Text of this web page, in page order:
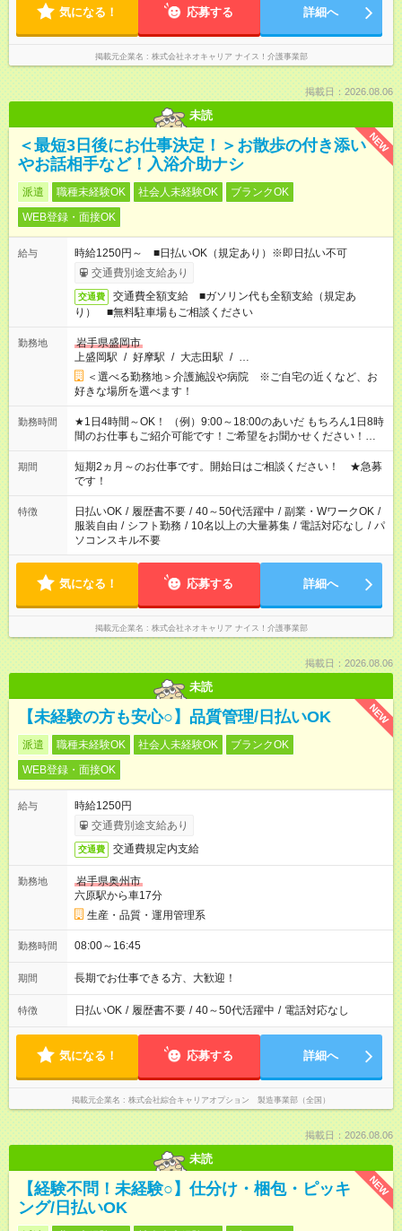
気になる！ 応募する 詳細へ
掲載元企業名 株式会社ネオキャリア ナイス！介護事業部
掲載日：2026.08.06
未読
NEW
＜最短3日後にお仕事決定！＞お散歩の付き添い
やお話相手など！入浴介助ナシ
派遣 職種未経験OK 社会人未経験OK
ブランクOK
WEB登録・面接OK
給与
時給1250円～ ■日払いOK（規定あり）※即日払い不可
交通費別途支給あり
交通費
交通費全額支給 ■ガソリン代も全額支給（規定あ
り） ■無料駐車場もご相談ください
勤務地
岩手県盛岡市
上盛岡駅 / 好摩駅 / 大志田駅 / …
＜選べる勤務地＞介護施設や病院 ※ご自宅の近くなど、お
好きな場所を選べます！
勤務時間
★1日4時間～OK！ （例）9:00～18:00のあいだ もちろん1日8時
間のお仕事もご紹介可能です！ご希望をお聞かせください！★家
庭の都合でお休みが必要な場合も遠慮なくご相談ください。 ※
週最低15時間以上の勤務が必要です
期間
短期2ヵ月～のお仕事です。開始日はご相談ください！ ★急募
です！
特徴 日払いOK / 履歴書不要 / 40～50代活躍中 / 副業・WワークOK /
服装自由 / シフト勤務 / 10名以上の大量募集 / 電話対応なし / パ
ソコンスキル不要
気になる！ 応募する 詳細へ
掲載元企業名 株式会社ネオキャリア ナイス！介護事業部
掲載日：2026.08.06
未読
NEW
【未経験の方も安心○】品質管理/日払いOK
派遣 職種未経験OK 社会人未経験OK
ブランクOK
WEB登録・面接OK
給与
時給1250円
交通費別途支給あり
交通費 交通費規定内支給
勤務地
岩手県奥州市
六原駅から車17分
生産・品質・運用管理系
勤務時間 08:00～16:45
期間 長期でお仕事できる方、大歓迎！
特徴 日払いOK / 履歴書不要 / 40～50代活躍中 / 電話対応なし
気になる！ 応募する 詳細へ
掲載元企業名 株式会社綜合キャリアオプション 製造事業部（全国）
掲載日：2026.08.06
未読
NEW
【経験不問！未経験○】仕分け・梱包・ピッキ
ング/日払いOK